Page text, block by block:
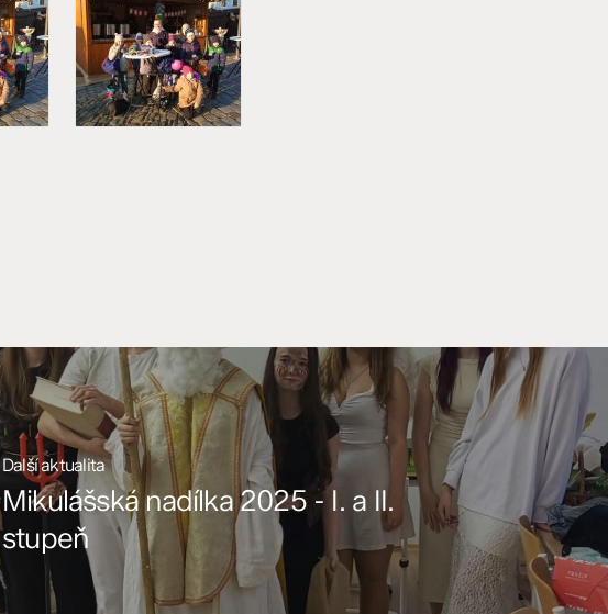
Další aktualita
Mikulášská nadílka 2025 - I. a II.
stupeň